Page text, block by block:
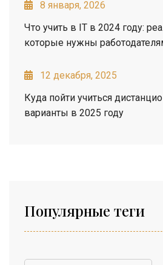
8 января, 2026
Что учить в IT в 2024 году:
которые нужны
12 декабря, 2025
Куда пойти учиться
варианты в 2025 году
Популярные теги